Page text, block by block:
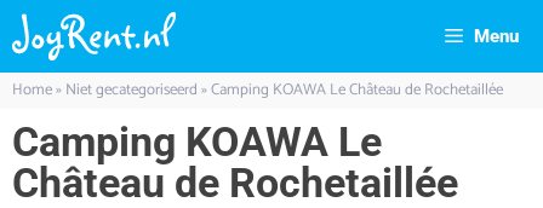
Menu
Home»Niet gecategoriseerd»Camping KOAWA Le Château de Rochetaillée
Camping KOAWA Le
Château de Rochetaillée